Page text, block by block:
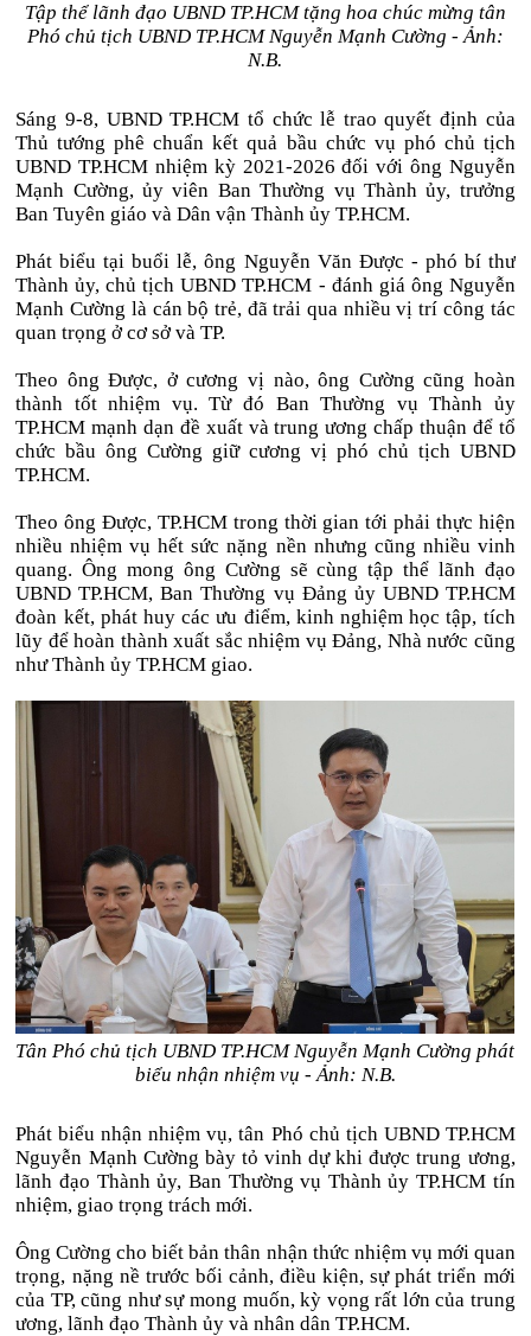
Tập thể lãnh đạo UBND TP.HCM tặng hoa chúc mừng tân
Phó chủ tịch UBND TP.HCM Nguyễn Mạnh Cường - Ảnh:
N.B.
Sáng 9-8, UBND TP.HCM tổ chức lễ trao quyết định của
Thủ tướng phê chuẩn kết quả bầu chức vụ phó chủ tịch
UBND TP.HCM nhiệm kỳ 2021-2026 đối với ông Nguyễn
Mạnh Cường, ủy viên Ban Thường vụ Thành ủy, trưởng
Ban Tuyên giáo và Dân vận Thành ủy TP.HCM.
Phát biểu tại buổi lễ, ông Nguyễn Văn Được - phó bí thư
Thành ủy, chủ tịch UBND TP.HCM - đánh giá ông Nguyễn
Mạnh Cường là cán bộ trẻ, đã trải qua nhiều vị trí công tác
quan trọng ở cơ sở và TP.
Theo ông Được, ở cương vị nào, ông Cường cũng hoàn
thành tốt nhiệm vụ. Từ đó Ban Thường vụ Thành ủy
TP.HCM mạnh dạn đề xuất và trung ương chấp thuận để tổ
chức bầu ông Cường giữ cương vị phó chủ tịch UBND
TP.HCM.
Theo ông Được, TP.HCM trong thời gian tới phải thực hiện
nhiều nhiệm vụ hết sức nặng nền nhưng cũng nhiều vinh
quang. Ông mong ông Cường sẽ cùng tập thể lãnh đạo
UBND TP.HCM, Ban Thường vụ Đảng ủy UBND TP.HCM
đoàn kết, phát huy các ưu điểm, kinh nghiệm học tập, tích
lũy để hoàn thành xuất sắc nhiệm vụ Đảng, Nhà nước cũng
như Thành ủy TP.HCM giao.
Tân Phó chủ tịch UBND TP.HCM Nguyễn Mạnh Cường phát
biểu nhận nhiệm vụ - Ảnh: N.B.
Phát biểu nhận nhiệm vụ, tân Phó chủ tịch UBND TP.HCM
Nguyễn Mạnh Cường bày tỏ vinh dự khi được trung ương,
lãnh đạo Thành ủy, Ban Thường vụ Thành ủy TP.HCM tín
nhiệm, giao trọng trách mới.
Ông Cường cho biết bản thân nhận thức nhiệm vụ mới quan
trọng, nặng nề trước bối cảnh, điều kiện, sự phát triển mới
của TP, cũng như sự mong muốn, kỳ vọng rất lớn của trung
ương, lãnh đạo Thành ủy và nhân dân TP.HCM.